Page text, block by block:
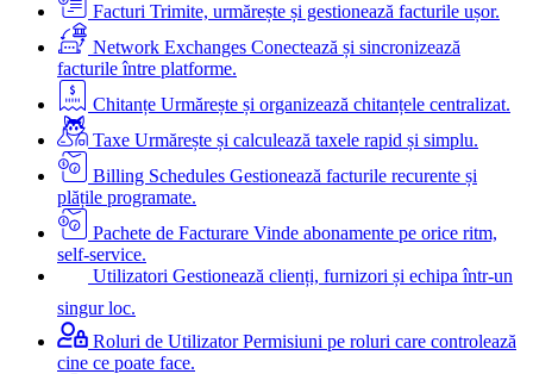
Facturi Trimite, urmărește și gestionează facturile ușor.
Network Exchanges Conectează și sincronizează
facturile între platforme.
Chitanțe Urmărește și organizează chitanțele centralizat.
Taxe Urmărește și calculează taxele rapid și simplu.
Billing Schedules Gestionează facturile recurente și
plățile programate.
Pachete de Facturare Vinde abonamente pe orice ritm,
self-service.
Utilizatori Gestionează clienți, furnizori și echipa într-un
singur loc.
Roluri de Utilizator Permisiuni pe roluri care controlează
cine ce poate face.